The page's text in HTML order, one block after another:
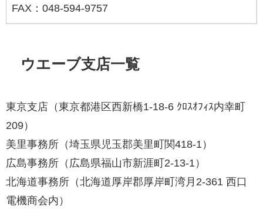
FAX：048-594-9757
ウエーブ支店一覧
東京支店（東京都港区西新橋1-18-6 ｸﾛｽｵﾌｨｽ内幸町
209）
美里事務所（埼玉県児玉郡美里町関418-1）
広島事務所（広島県福山市新涯町2-13-1）
北海道事務所（北海道厚岸郡厚岸町湾月2-361 西口
電機商会内）